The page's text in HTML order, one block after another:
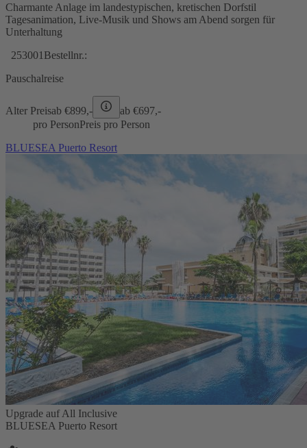
Charmante Anlage im landestypischen, kretischen Dorfstil
Tagesanimation, Live-Musik und Shows am Abend sorgen für
Unterhaltung
253001 Bestellnr.:
Pauschalreise
Alter Preisab €899,- ab €697,-
pro PersonPreis pro Person
BLUESEA Puerto Resort
Upgrade auf All Inclusive
BLUESEA Puerto Resort